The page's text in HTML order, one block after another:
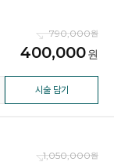
790,000
400,000
시술 담기
1,050,000